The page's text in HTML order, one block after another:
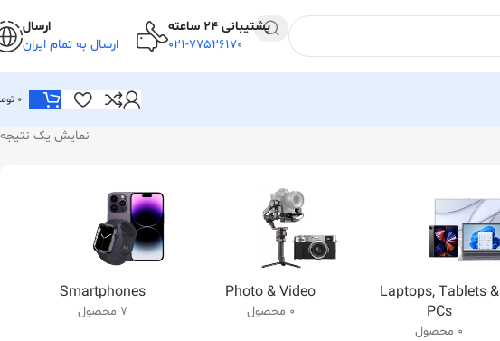
پشتیبانی 24 ساعته
021-77526170
ارسال
ارسال به تمام ایران
0
نمایش یک نتیجه
Laptops, Tablets &
PCs
0 محصول
Photo & Video
0 محصول
Smartphones
7 محصول